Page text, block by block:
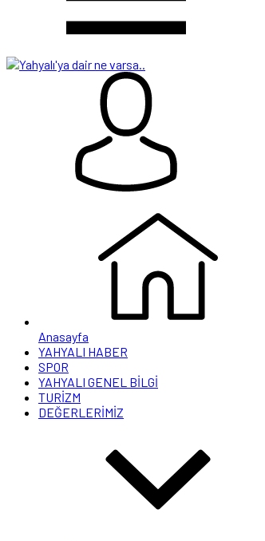
Anasayfa
YAHYALI HABER
SPOR
YAHYALI GENEL BİLGİ
TURİZM
DEĞERLERİMİZ